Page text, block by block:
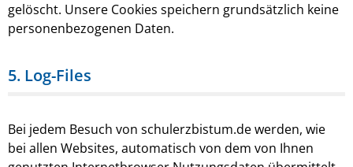
gelöscht. Unsere Cookies speichern grundsätzlich keine
personenbezogenen Daten.
5. Log-Files
Bei jedem Besuch von schulerzbistum.de werden, wie
bei allen Websites, automatisch von dem von Ihnen